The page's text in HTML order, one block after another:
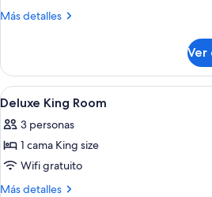
cocina,
océano
Más detalles
Más
de
lujo,
3
habitaciones,
cocina,
vista
océano
Ver
Ver
todas
las
fotos
de
Deluxe
Ropa
5
Deluxe King Room
3 personas
1 cama King size
Wifi gratuito
Más detalles
Más